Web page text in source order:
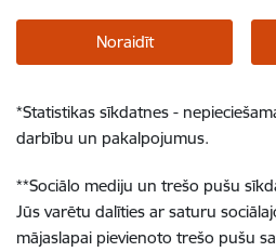
Noraidīt
*Statistikas sīkdatnes -
darbību un pakalpojumus.
**Sociālo mediju un trešo pušu
Jūs varētu dalīties ar saturu
mājaslapai pievienoto trešo pušu